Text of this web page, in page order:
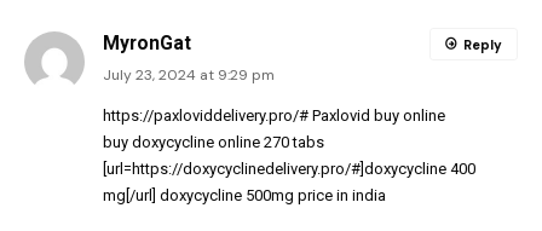
MyronGat
July 23, 2024 at 9:29 pm
https://paxloviddelivery.pro/# Paxlovid buy online
buy doxycycline online 270 tabs
[url=https://doxycyclinedelivery.pro/#]doxycycline 400
mg[/url] doxycycline 500mg price in india
Reply